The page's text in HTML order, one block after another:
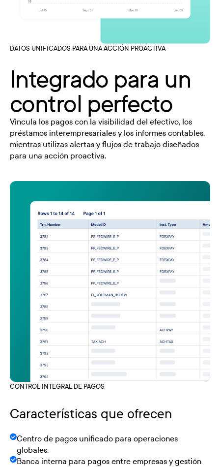
DATOS UNIFICADOS PARA UNA ACCIÓN PROACTIVA
Integrado para un
control perfecto
Vincula los pagos con la visibilidad del efectivo, los
préstamos interempresariales y los informes contables,
mientras utilizas alertas y flujos de trabajo diseñados
para una acción proactiva.
CONTROL INTEGRAL DE PAGOS
Características que ofrecen
Centro de pagos unificado para operaciones
globales.
Banca interna para pagos entre empresas y gestión